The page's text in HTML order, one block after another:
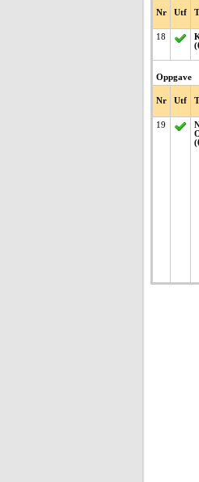
Nr Utf
18
Oppgave
Nr Utf
19